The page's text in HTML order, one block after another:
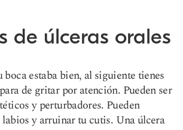
de úlceras orales
estaba bien, al siguiente tienes
de gritar por atención. Pueden ser
y perturbadores. Pueden
labios y arruinar tu cutis. Una úlcera